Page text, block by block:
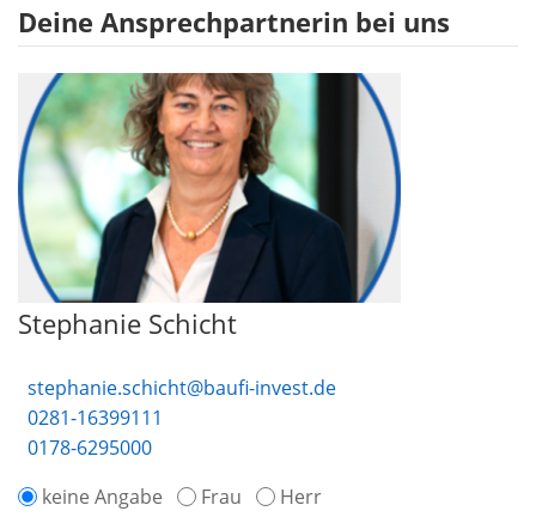
Deine Ansprechpartnerin bei uns
Stephanie Schicht
stephanie.schicht@baufi-invest.de
0281-16399111
0178-6295000
keine Angabe
Frau Herr